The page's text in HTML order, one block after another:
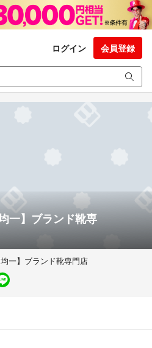
ログイン 会員登録
一】ブランド靴専
一】ブランド靴専門店